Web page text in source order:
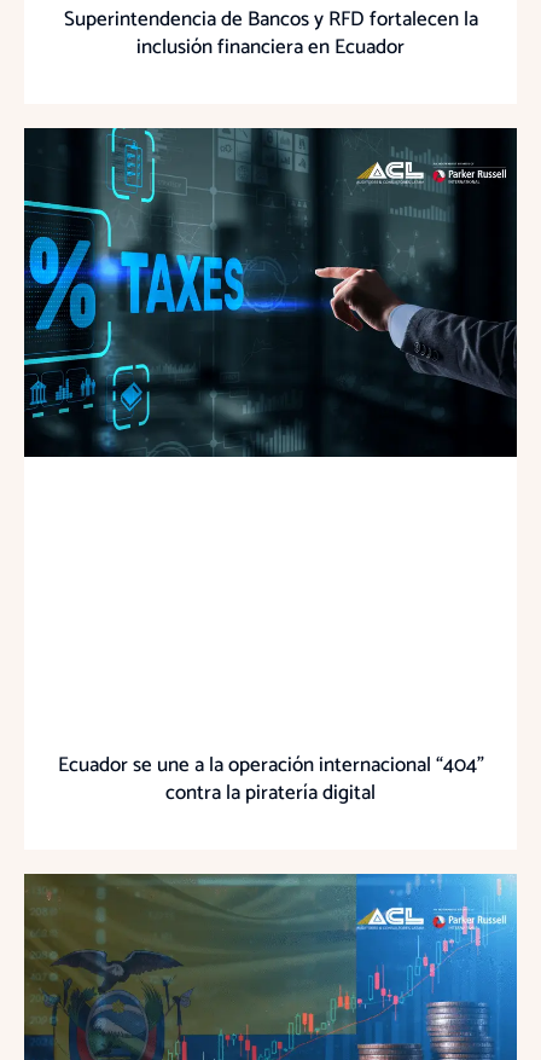
Superintendencia de Bancos y RFD fortalecen la
inclusión financiera en Ecuador
Ecuador se une a la operación internacional “404”
contra la piratería digital